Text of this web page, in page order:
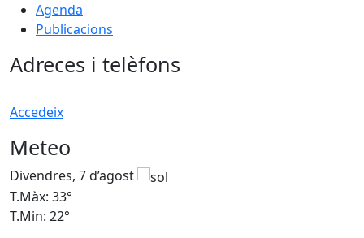
Agenda
Publicacions
Adreces i telèfons
Accedeix
Meteo
Divendres, 7 d’agost
T.Màx: 33°
T.Min: 22°